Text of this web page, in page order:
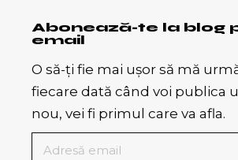
Abonează-te la blog
email
O să-ți fie mai ușor să mă
fiecare dată când voi publica
nou, vei fi primul care va afla.
Adresă
email